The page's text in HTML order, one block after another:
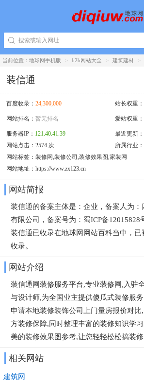
当前位置： 地球网手机版 > b2b网站大全 > 建筑建材 >
装信通
百度收录：24,300,000 站长权重：
网站排名：暂无排名 爱站权重：
服务器IP： 121.40.41.39
最近更新
网站点击：2574 次
所属行业：
网站标签：装修网,装修公司,装修效果图,家装网
网站地址：https://www.zx123.cn
网站简报
装信通的备案主体是：企业，备案人为：
有限公司，备案号为：蜀ICP备12015828
装信通已收录在地球网网站百科当中，已
收录。
网站介绍
装信通网装修服务平台,专业装修网,入驻
与设计师,为全国业主提供傻瓜式装修服
申请本地装修装饰公司上门量房报价对
方装修保障,同时整理丰富的装修知识学
美的装修效果图参考,让您轻轻松松搞装
相关网站
建筑网